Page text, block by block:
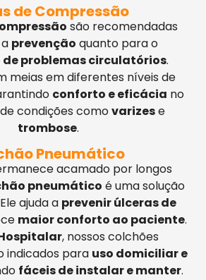
de Compressão
são recomendadas
prevenção quanto para o
problemas circulatórios.
meias em diferentes níveis de
conforto e eficácia no
condições comovarizese
trombose.
Pneumático
acamado por longos
pneumático é uma solução
ajuda a prevenir úlceras de
maior conforto ao paciente.
, nossos colchões
indicados para uso domiciliar e
fáceis de instalar e manter.